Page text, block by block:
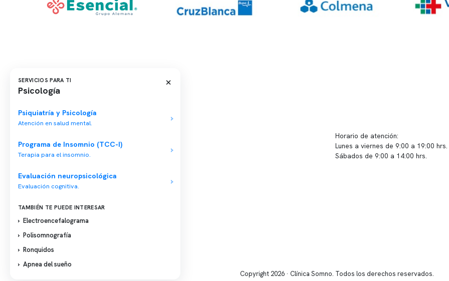
Centro médico especializado en medicina
del sueño y un equipo multidisciplinario para
Horario de atención:
Lunes a viernes de 9:00 a 19:00 hrs.
Sábados de 9:00 a 14:00 hrs.
Copyright 2026 · Clínica Somno. Todos los derechos reservados.
SERVICIOS PARA TI
Psicología
×
Psiquiatría y Psicología
Atención en salud mental.
Programa de Insomnio (TCC-I)
Terapia para el insomnio.
Evaluación neuropsicológica
Evaluación cognitiva.
TAMBIÉN TE PUEDE INTERESAR
Electroencefalograma
Polisomnografía
Ronquidos
Apnea del sueño